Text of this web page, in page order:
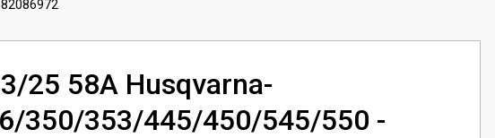
25 58A Husqvarna-
350/353/445/450/545/550 -